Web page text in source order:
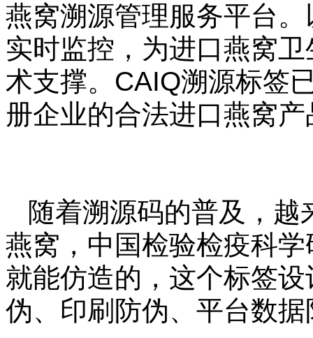
燕窝溯源管理服务平台
实时监控，为进口燕窝
术支撑。CAIQ溯源标签
册企业的合法进口燕窝
随着溯源码的普及，
燕窝，中国检验检疫科
就能仿造的，这个标签
伪、印刷防伪、平台数